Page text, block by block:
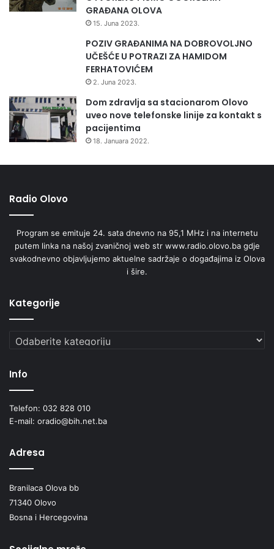
Radio Olovo/A.M
GRAĐANA OLOVA
15. Juna 2023.
POZIV GRAĐANIMA NA DOBROVOLJNO
UČEŠĆE U POTRAZI ZA HAMIDOM
FERHATOVIĆEM
2. Juna 2023.
Dom zdravlja sa stacionarom Olovo
uveo nove telefonske linije za kontakt s
pacijentima
18. Januara 2022.
Radio Olovo
Program se emituje 24. sata dnevno na 95,1 MHz i na internetu
putem linka na našoj zvaničnoj web str www.radio.olovo.ba gdje
svakodnevno objavljujemo aktuelne sadržaje o događajima iz Olova
i šire.
Kategorije
Kategorije
Info
Telefon: 032 828 010
E-mail: oradio@bih.net.ba
Adresa
Branilaca Olova bb
71340 Olovo
Bosna i Hercegovina